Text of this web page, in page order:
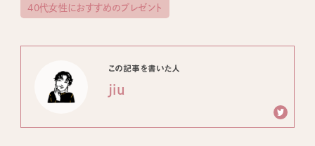
40代女性におすすめのプレゼント
この記事を書いた人
jiu